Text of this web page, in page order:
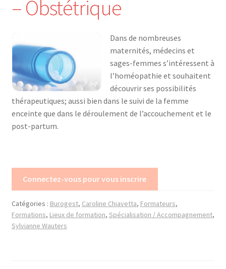
Mon compte
Mes commandes
Formations Externes
Evénements
Contact
Contactez nous
– Obstétrique
Dans de nombreuses
maternités, médecins et
sages-femmes s’intéressent à
l’homéopathie et souhaitent
découvrir ses possibilités
thérapeutiques; aussi bien dans le suivi de la femme
enceinte que dans le déroulement de l’accouchement et le
post-partum.
Connectez-vous pour vous inscrire
Catégories : Burogest, Caroline Chiavetta, Formateurs,
Formations, Lieux de formation, Spécialisation / Accompagnement,
Sylvianne Wauters